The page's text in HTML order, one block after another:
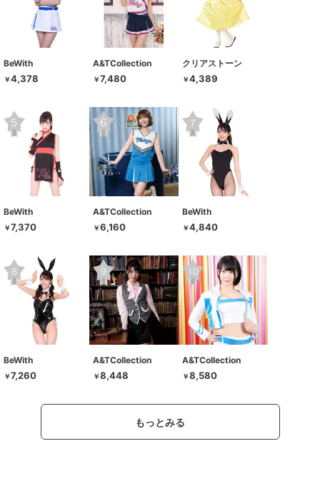
BeWith
￥4,378
A&TCollection
￥7,480
クリアストーン
￥4,389
BeWith
￥7,370
A&TCollection
￥6,160
BeWith
￥4,840
BeWith
￥7,260
A&TCollection
￥8,448
A&TCollection
￥8,580
もっとみる